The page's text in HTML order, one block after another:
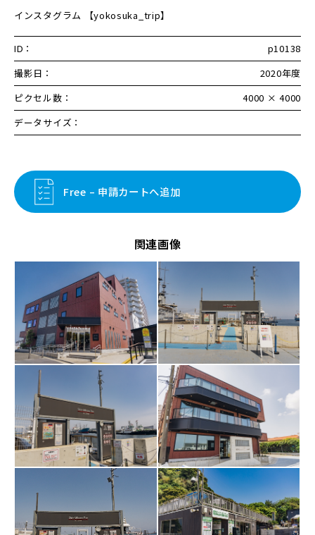
インスタグラム 【yokosuka_trip】
ID：
p10138
撮影日：
2020年度
ピクセル数：
4000 × 4000
データサイズ：
Free – 申請カートへ追加
関連画像